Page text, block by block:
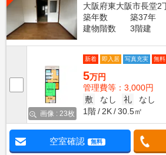
大阪府東大阪市長堂2
築年数
築37年
建物階数
3階建
画像 : 23枚
新着 即入居 写真充実 無
5万円
管理費等：3,000円
敷
なし 礼
なし
1階
2K 30.5㎡
空室確認 無料